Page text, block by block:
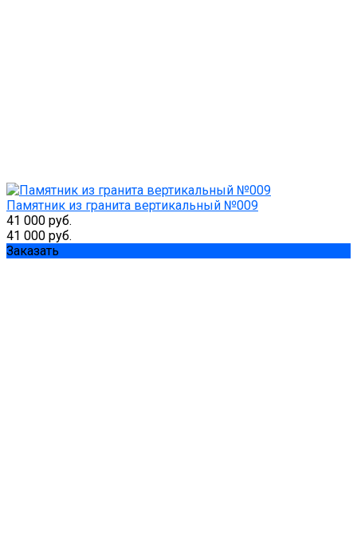
Памятник из гранита вертикальный №009
41 000 руб.
41 000 руб.
Заказать